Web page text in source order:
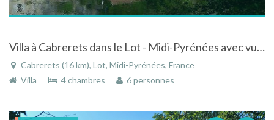
Villa à Cabrerets dans le Lot - Midi-Pyrénées avec vue magnifique sur la rivière
Cabrerets (16 km), Lot, Midi-Pyrénées, France
Villa
4 chambres 6 personnes